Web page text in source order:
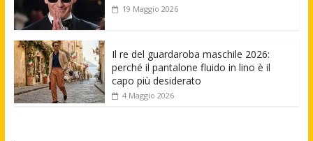
19 Maggio 2026
Il re del guardaroba maschile 2026:
perché il pantalone fluido in lino è il
capo più desiderato
4 Maggio 2026